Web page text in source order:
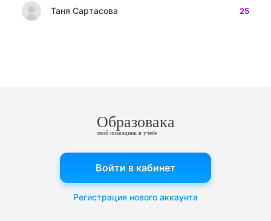
Таня Сартасова 25
Образовака
твой помощник в учебе
Войти в кабинет
Регистрация нового аккаунта